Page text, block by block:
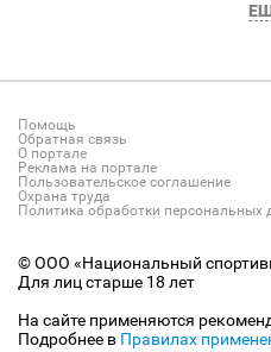
Помощь
Обратная связь
О портале
Реклама на портале
Пользовательское соглашение
Охрана труда
Политика обработки персональных
© ООО «Национальный
Для лиц старше 18 лет
На сайте применяются
Подробнее в Правилах